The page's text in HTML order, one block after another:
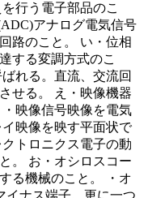
行う電子部品のこ
アナログ電気信号
路のこと。 い・位相
する変調方式のこ
れる。直流、交流回
せる。 え・映像機器
映像信号映像を電気
映像を映す平面状で
トロニクス電子の動
。 お・オシロスコー
る機械のこと。 ・オ